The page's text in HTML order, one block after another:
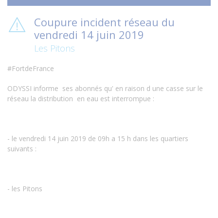
Coupure incident réseau du
vendredi 14 juin 2019
Les Pitons
#FortdeFrance
ODYSSI informe ses abonnés qu' en raison d une casse sur le
réseau la distribution en eau est interrompue :
- le vendredi 14 juin 2019 de 09h a 15 h dans les quartiers
suivants :
- les Pitons